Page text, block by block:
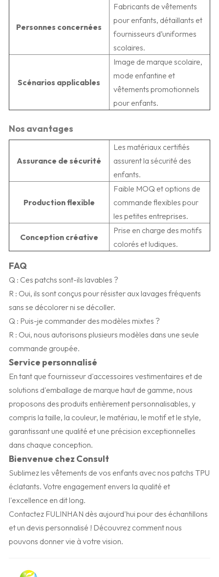
Personnes concernées
Fabricants de vêtements
pour enfants, détaillants et
fournisseurs d’uniformes
scolaires.
Scénarios applicables
Image de marque scolaire,
mode enfantine et
vêtements promotionnels
pour enfants.
Nos avantages
Assurance de sécurité
Les matériaux certifiés
assurent la sécurité des
enfants.
Production flexible
Faible MOQ et options de
commande flexibles pour
les petites entreprises.
Conception créative
Prise en charge des motifs
colorés et ludiques.
FAQ
Q : Ces patchs sont-ils lavables ?
R : Oui, ils sont conçus pour résister aux lavages fréquents
sans se décolorer ni se décoller.
Q : Puis-je commander des modèles mixtes ?
R : Oui, nous autorisons plusieurs modèles dans une seule
commande groupée.
Service personnalisé
En tant que fournisseur d'accessoires vestimentaires et de
solutions d'emballage de marque haut de gamme, nous
proposons des produits entièrement personnalisables, y
compris la taille, la couleur, le matériau, le motif et le style,
garantissant une qualité et une précision exceptionnelles
dans chaque conception.
Bienvenue chez Consult
Sublimez les vêtements de vos enfants avec nos patchs TPU
éclatants. Votre engagement envers la qualité et
l'excellence en dit long.
Contactez FULINHAN dès aujourd'hui pour des échantillons
et un devis personnalisé ! Découvrez comment nous
pouvons donner vie à votre vision.